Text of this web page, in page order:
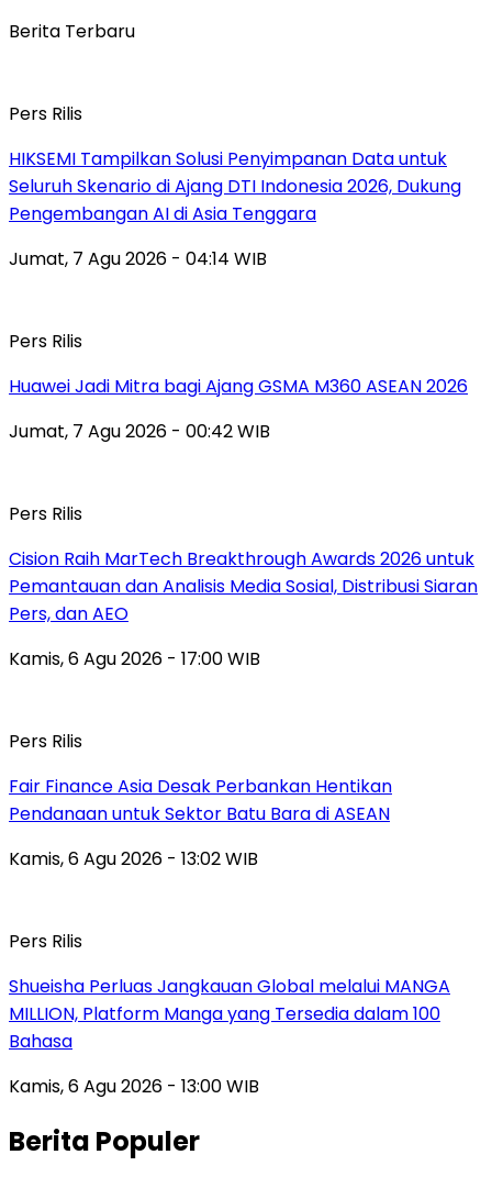
Berita Terbaru
Pers Rilis
HIKSEMI Tampilkan Solusi Penyimpanan Data untuk
Seluruh Skenario di Ajang DTI Indonesia 2026, Dukung
Pengembangan AI di Asia Tenggara
Jumat, 7 Agu 2026 - 04:14 WIB
Pers Rilis
Huawei Jadi Mitra bagi Ajang GSMA M360 ASEAN 2026
Jumat, 7 Agu 2026 - 00:42 WIB
Pers Rilis
Cision Raih MarTech Breakthrough Awards 2026 untuk
Pemantauan dan Analisis Media Sosial, Distribusi Siaran
Pers, dan AEO
Kamis, 6 Agu 2026 - 17:00 WIB
Pers Rilis
Fair Finance Asia Desak Perbankan Hentikan
Pendanaan untuk Sektor Batu Bara di ASEAN
Kamis, 6 Agu 2026 - 13:02 WIB
Pers Rilis
Shueisha Perluas Jangkauan Global melalui MANGA
MILLION, Platform Manga yang Tersedia dalam 100
Bahasa
Kamis, 6 Agu 2026 - 13:00 WIB
Berita Populer